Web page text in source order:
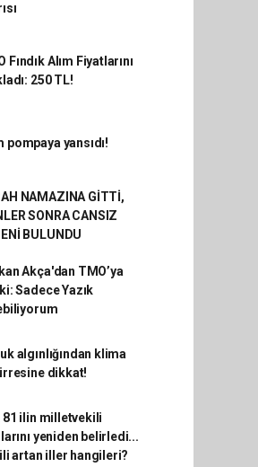
Fındık Alım Fiyatlarını
250 TL!
pompaya yansıdı!
NAMAZINA GİTTİ,
SONRA CANSIZ
BULUNDU
Akça'dan TMO’ya
Sadece Yazık
algınlığından klima
dikkat!
81 ilin milletvekili
yeniden belirledi...
artan iller hangileri?